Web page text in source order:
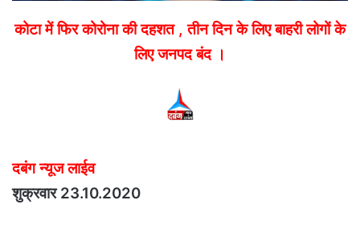
कोटा में फिर कोरोना की दहशत , तीन दिन के लिए बाहरी लोगों के
लिए जनपद बंद ।
दबंग न्यूज लाईव
शुक्रवार 23.10.2020